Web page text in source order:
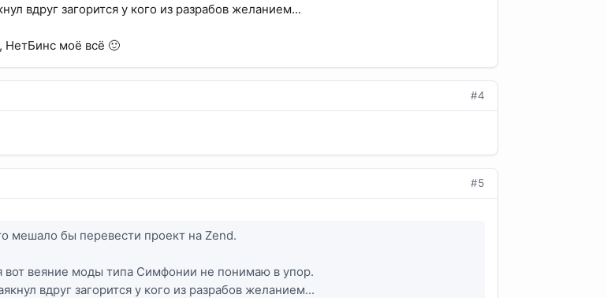
вдруг загорится у кого из разрабов желанием...
моё всё 🙂
#4
#5
мешало бы перевести проект на Zend.
вот веяние моды типа Симфонии не понимаю в упор.
вдруг загорится у кого из разрабов желанием...